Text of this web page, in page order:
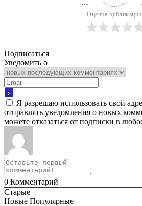
Оценка публикации
Подписаться
Уведомить о
Я разрешаю использовать свой
отправлять уведомления о новых
можете отказаться от подписки в
0 Комментарий
Старые
Новые Популярные